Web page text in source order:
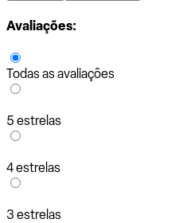
Avaliações:
Todas as avaliações
5 estrelas
4 estrelas
3 estrelas